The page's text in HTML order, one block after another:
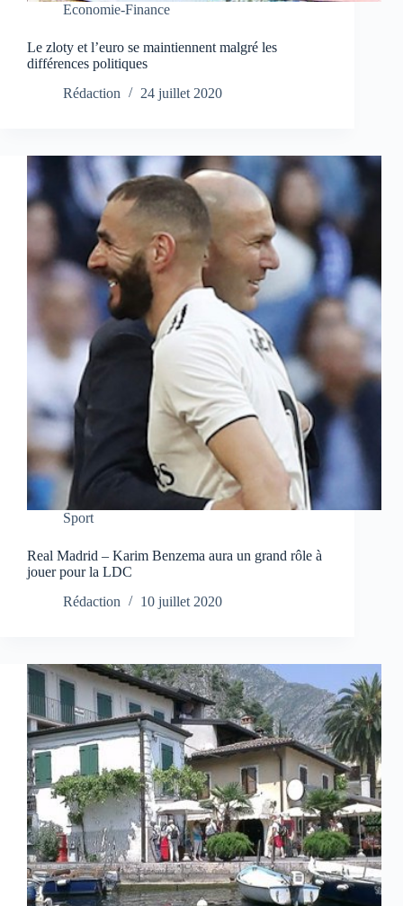
Economie-Finance
Le zloty et l’euro se maintiennent malgré les
différences politiques
Rédaction
24 juillet 2020
Sport
Real Madrid – Karim Benzema aura un grand rôle à
jouer pour la LDC
Rédaction
10 juillet 2020